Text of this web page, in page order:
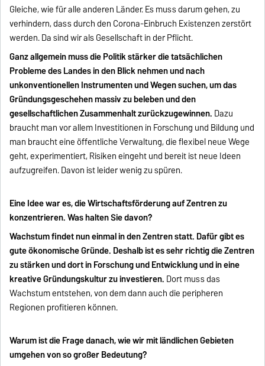
Gleiche, wie für alle anderen Länder. Es muss darum gehen, zu
verhindern, dass durch den Corona-Einbruch Existenzen zerstört
werden. Da sind wir als Gesellschaft in der Pflicht.
Ganz allgemein muss die Politik stärker die tatsächlichen
Probleme des Landes in den Blick nehmen und nach
unkonventionellen Instrumenten und Wegen suchen, um das
Gründungsgeschehen massiv zu beleben und den
gesellschaftlichen Zusammenhalt zurückzugewinnen. Dazu
braucht man vor allem Investitionen in Forschung und Bildung und
man braucht eine öffentliche Verwaltung, die flexibel neue Wege
geht, experimentiert, Risiken eingeht und bereit ist neue Ideen
aufzugreifen. Davon ist leider wenig zu spüren.
Eine Idee war es, die Wirtschaftsförderung auf Zentren zu
konzentrieren. Was halten Sie davon?
Wachstum findet nun einmal in den Zentren statt. Dafür gibt es
gute ökonomische Gründe. Deshalb ist es sehr richtig die Zentren
zu stärken und dort in Forschung und Entwicklung und in eine
kreative Gründungskultur zu investieren. Dort muss das
Wachstum entstehen, von dem dann auch die peripheren
Regionen profitieren können.
Warum ist die Frage danach, wie wir mit ländlichen Gebieten
umgehen von so großer Bedeutung?